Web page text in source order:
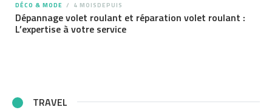
DÉCO & MODE 4 MOISDEPUIS
Dépannage volet roulant et réparation volet roulant :
L’expertise à votre service
TRAVEL